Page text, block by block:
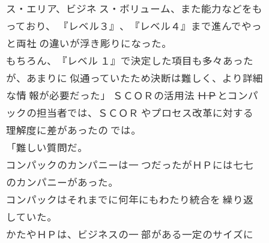
ス・エリア、ビジネ ス・ボリューム、また能力などをも
っており、 『レベル３』、『レベル４』まで進んでやっ
と両社 の違いが浮き彫りになった。
もちろん、『レベル １』で決定した項目も多々あった
が、あまりに 似通っていたため決断は難しく、より詳細
な情 報が必要だった」 ＳＣＯＲの活用法 ――ＨＰとコンパ
ックの担当者では、ＳＣＯＲ やプロセス改革に対する
理解度に差があったの では。
「難しい質問だ。
コンパックのカンパニーは一 つだったがＨＰには七七
のカンパニーがあった。
コンパックはそれまでに何年にもわたり統合を 繰り返
していた。
かたやＨＰは、ビジネスの一 部がある一定のサイズに